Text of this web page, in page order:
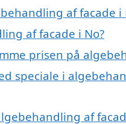
af facade
af facade i No?
prisen på
speciale i
af